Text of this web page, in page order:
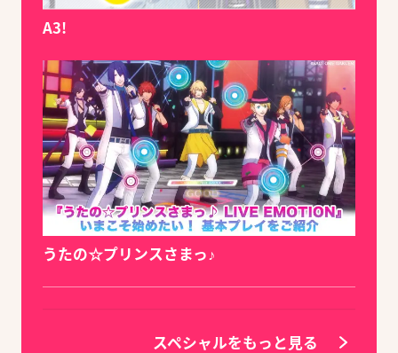
A3!
うたの☆プリンスさまっ♪
スペシャルをもっと見る